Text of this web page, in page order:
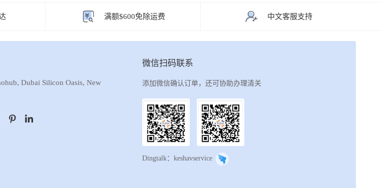
满额$600免除运费 中文客服支持
Dubai Silicon Oasis, New
微信扫码联系
添加微信确认订单，还可协助办理清关
Dingtalk：keshavservice